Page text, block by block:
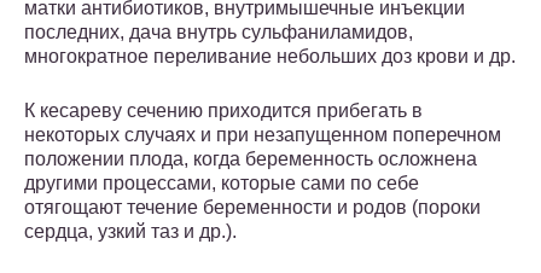
матки антибиотиков, внутримышечные инъекции
последних, дача внутрь сульфаниламидов,
многократное переливание небольших доз крови и др.
К кесареву сечению приходится прибегать в
некоторых случаях и при незапущенном поперечном
положении плода, когда беременность осложнена
другими процессами, которые сами по себе
отягощают течение беременности и родов (пороки
сердца, узкий таз и др.).